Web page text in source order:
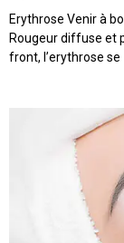
Erythrose Venir à
Rougeur diffuse et
front, l’erythrose se